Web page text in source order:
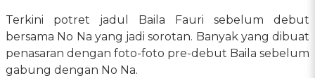
Terkini potret jadul Baila Fauri sebelum debut
bersama No Na yang jadi sorotan. Banyak yang dibuat
penasaran dengan foto-foto pre-debut Baila sebelum
gabung dengan No Na.